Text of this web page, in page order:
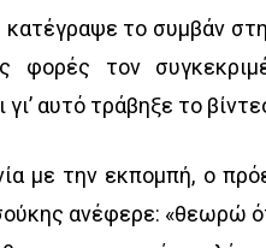
κατέγραψε το συμβάν
φορές τον
γι’ αυτό τράβηξε το
με την εκπομπή, ο
ανέφερε: «θεωρώ